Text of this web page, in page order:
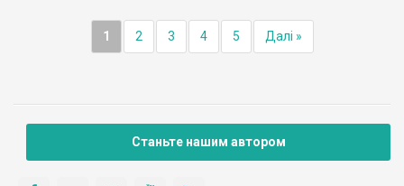
1 2 3 4 5 Далі »
Станьте нашим автором